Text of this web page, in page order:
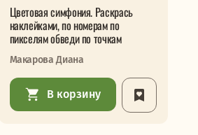
Цветовая симфония. Раскрась
наклейками, по номерам по
пикселям обведи по точкам
Макарова Диана
В корзину